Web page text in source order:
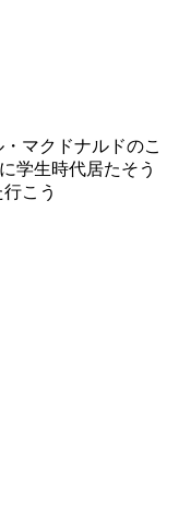
マクドナルドのこ
学生時代居たそう
こう